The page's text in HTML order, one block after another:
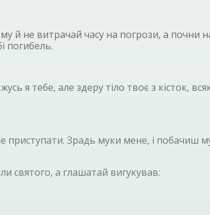
й не витрачай часу на погрози, а почни
погибель.
тебе, але здеру тіло твоє з кісток,
приступати. Зрадь муки мене, і побачиш
святого, а глашатай вигукував: